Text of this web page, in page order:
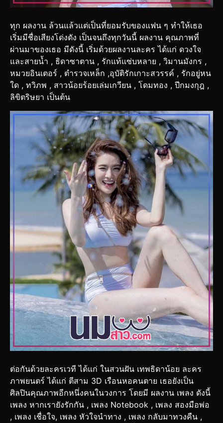
ทุก ผลงาน ล้วนแล้วแต่เป็นที่ยอมรับของแฟน ๆ ทำให้เธอ
เริ่มมีชื่อเสียงโด่งดัง เป็นจนถึงทุกวันนี้ ผลงาน คุณภาพที่
ผ่านมาของเธอ มีดังนี้ เริ่มด้วยผลงานละคร ได้แก่ ดวงใจ
และสายน้ำ , ธิดาซาตาน , รักแท้แซ่บหลาย , วิมานมังกร ,
หมวยอินเตอร์ , ตำรวจเหล็ก ,อุบัติรักเกาะสวรรค์ , รักอยู่หน
ใด , ทวิภพ , สาวน้อยร้อยเล่มเกวียน , โดมทอง , ปีกมงกุฎ ,
ลิขิตริษยา เป็นต้น
ต่อกันด้วยละครเวที ได้แก่ ในสวนฝัน เทพธิดาน้อย ละคร
ภาพยนตร์ ได้แก่ ตีสาม 3D เรือนหอคนตาย เธอยังเป็น
ศิลปินคุณภาพอีกหนึ่งคนในวงการ โดยมี ผลงาน เพลง ดังนี้
เพลง หากเรายังรักกัน , เพลง Notebook , เพลง สองมือพ่อ
, เพลง เชื่อใจ, เพลง หัวใจนำทาง , เพลง กลับมาทวงคืน ,